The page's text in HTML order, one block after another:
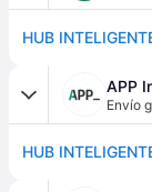
APP
Envío